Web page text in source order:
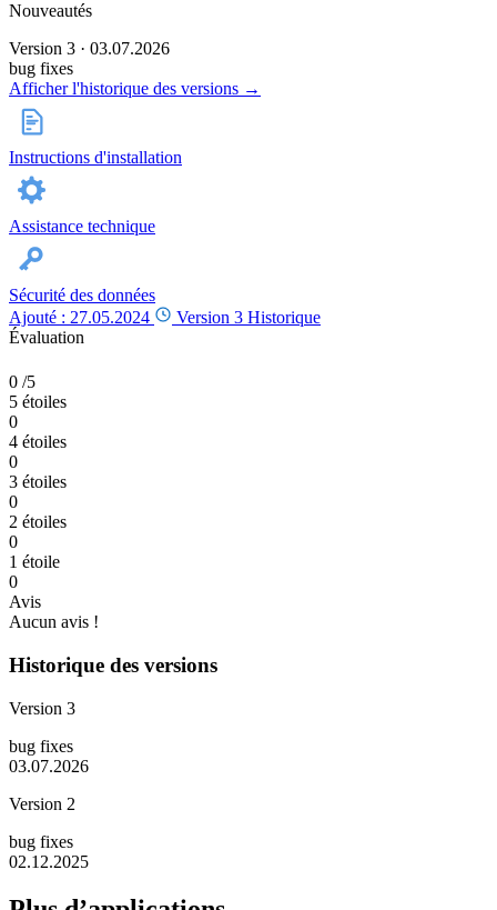
Nouveautés
Version 3 · 03.07.2026
bug fixes
Afficher l'historique des versions →
Instructions d'installation
Assistance technique
Sécurité des données
Ajouté : 27.05.2024
Version 3 Historique
Évaluation
0 /5
5 étoiles
0
4 étoiles
0
3 étoiles
0
2 étoiles
0
1 étoile
0
Avis
Aucun avis !
Historique des versions
Version 3
bug fixes
03.07.2026
Version 2
bug fixes
02.12.2025